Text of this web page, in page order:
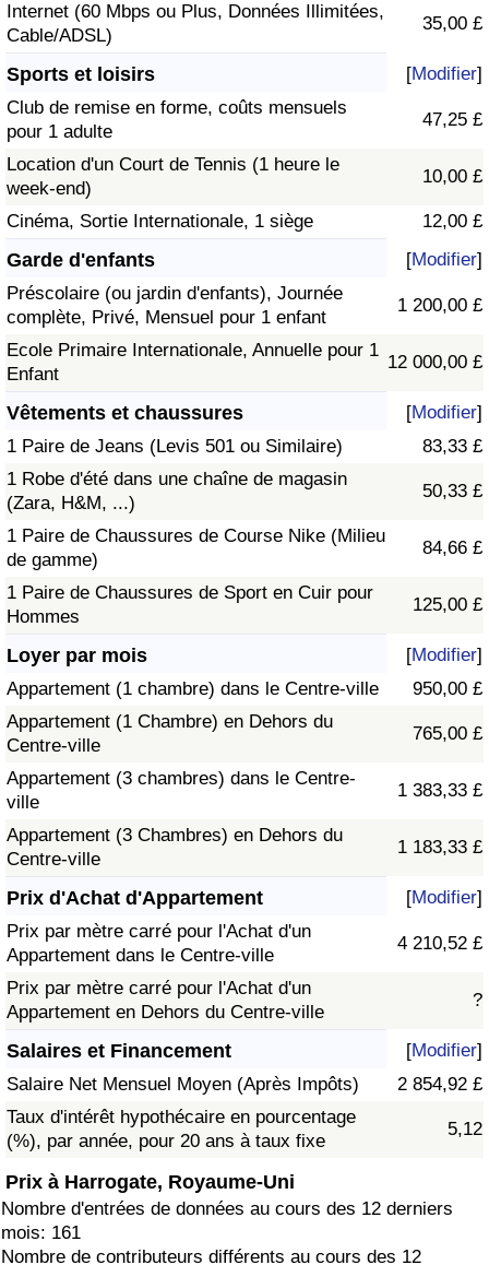
Internet (60 Mbps ou Plus, Données Illimitées,
Cable/ADSL)
35,00 £
Sports et loisirs [Modifier]
Club de remise en forme, coûts mensuels
pour 1 adulte
47,25 £
Location d'un Court de Tennis (1 heure le
week-end)
10,00 £
Cinéma, Sortie Internationale, 1 siège 12,00 £
Garde d'enfants [Modifier]
Préscolaire (ou jardin d'enfants), Journée
complète, Privé, Mensuel pour 1 enfant
1 200,00 £
Ecole Primaire Internationale, Annuelle pour 1
Enfant
12 000,00 £
Vêtements et chaussures [Modifier]
1 Paire de Jeans (Levis 501 ou Similaire)
83,33 £
1 Robe d'été dans une chaîne de magasin
(Zara, H&M, ...)
50,33 £
1 Paire de Chaussures de Course Nike (Milieu
de gamme)
84,66 £
1 Paire de Chaussures de Sport en Cuir pour
Hommes
125,00 £
Loyer par mois [Modifier]
Appartement (1 chambre) dans le Centre-ville
950,00 £
Appartement (1 Chambre) en Dehors du
Centre-ville
765,00 £
Appartement (3 chambres) dans le Centre-
ville
1 383,33 £
Appartement (3 Chambres) en Dehors du
Centre-ville
1 183,33 £
Prix d'Achat d'Appartement [Modifier]
Prix par mètre carré pour l'Achat d'un
Appartement dans le Centre-ville
4 210,52 £
Prix par mètre carré pour l'Achat d'un
Appartement en Dehors du Centre-ville
?
Salaires et Financement [Modifier]
Salaire Net Mensuel Moyen (Après Impôts)
2 854,92 £
Taux d'intérêt hypothécaire en pourcentage
(%), par année, pour 20 ans à taux fixe
5,12
Prix à Harrogate, Royaume-Uni
Nombre d'entrées de données au cours des 12 derniers
mois: 161
Nombre de contributeurs différents au cours des 12